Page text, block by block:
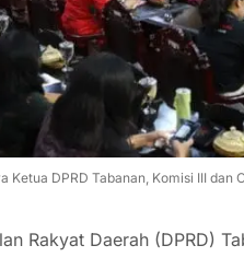
Ketua DPRD Tabanan, Komisi III dan
Rakyat Daerah (DPRD)